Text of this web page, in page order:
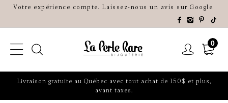
Votre expérience compte. Laissez-nous un avis sur Google.
0
Livraison gratuite au Québec avec tout achat de 150$ et plus,
avant taxes.